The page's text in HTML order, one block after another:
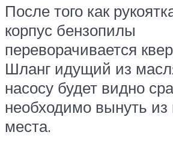
После того как
корпус бензопилы
переворачивается
Шланг идущий из
насосу будет видно
необходимо вынуть из
места.